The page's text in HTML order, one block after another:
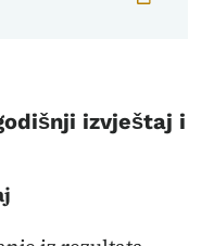
izvještaj i